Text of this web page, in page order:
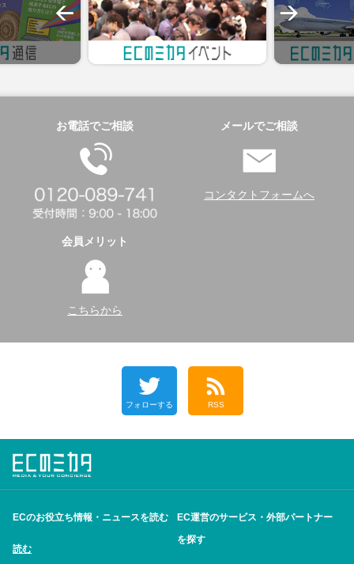
お電話でご相談 メールでご相談
コンタクトフォームへ
会員メリット
こちらから
フォローする RSS
ECのお役立ち情報・ニュースを読む
読む
EC運営のサービス・外部パートナー
を探す